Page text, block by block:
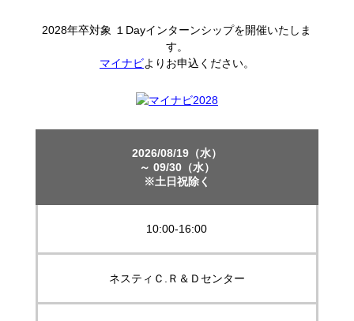
2028年卒対象 １Dayインターンシップを開催いたしま
す。
マイナビよりお申込ください。
2026/08/19（水）
～ 09/30（水）
※土日祝除く
10:00-16:00
ネスティＣ.Ｒ＆Ｄセンター